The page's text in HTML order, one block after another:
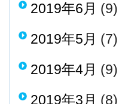
2019年6月 (9)
2019年5月 (7)
2019年4月 (9)
2019年3月 (8)